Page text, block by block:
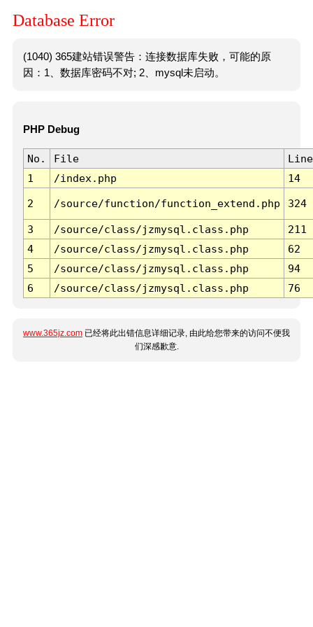
Database Error
(1040) 365建站错误警告：连接数据库失败，可能的原
因：1、数据库密码不对; 2、mysql未启动。
PHP Debug
No. File
Line
1
/index.php 14
2 /source/function/function_extend.php 324
3 /source/class/jzmysql.class.php
211
4
/source/class/jzmysql.class.php
62
5
/source/class/jzmysql.class.php
94
6
/source/class/jzmysql.class.php 76
www.365jz.com 已经将此出错信息详细记录, 由此给您带来的访问不便我
们深感歉意.